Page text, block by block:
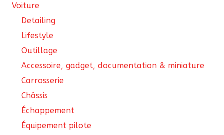
Voiture
Detailing
Lifestyle
Outillage
Accessoire, gadget, documentation & miniature
Carrosserie
Châssis
Échappement
Équipement pilote